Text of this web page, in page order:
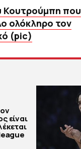
Κουτρούμπη που
ολόκληρο τον
(pic)
είναι